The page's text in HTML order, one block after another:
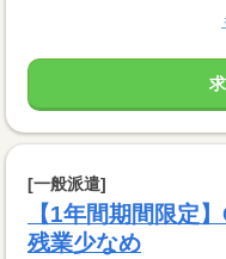
[一般派遣]
【1年間期間限定
残業少なめ